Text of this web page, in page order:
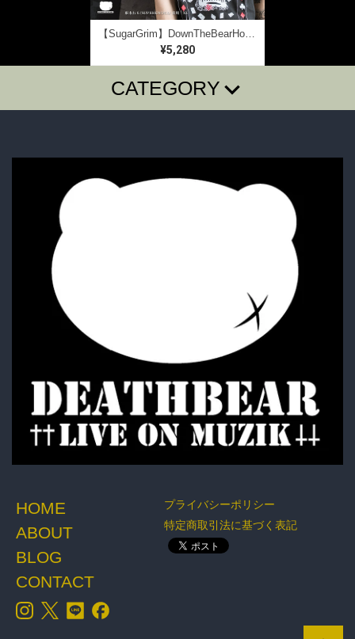
【SugarGrim】DownTheBearHole ｜ キュート,ファンシーTシャツ / ゴシック / 熊ベア
¥5,280
CATEGORY
T-SHIRTS LONG SLEEVE T
ACCESSORY
HOME
ABOUT
BLOG
CONTACT
プライバシーポリシー
特定商取引法に基づく表記